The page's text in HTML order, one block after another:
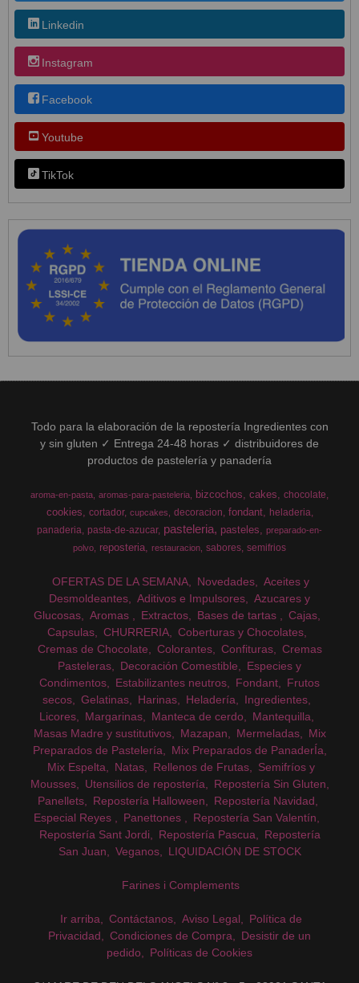
Linkedin
Instagram
Facebook
Youtube
TikTok
Todo para la elaboración de la repostería Ingredientes con
y sin gluten ✓ Entrega 24-48 horas ✓ distribuidores de
productos de pastelería y panadería
aroma-en-pasta aromas-para-pasteleria bizcochos cakes chocolate
cookies cortador cupcakes decoracion fondant
heladeria
panaderia pasta-de-azucar pasteleria pasteles
preparado-en-
polvo
reposteria restauracion sabores semifrios
OFERTAS DE LA SEMANA Novedades
Aceites y
Desmoldeantes
Aditivos e Impulsores
Azucares y
Glucosas
Aromas Extractos Bases de tartas
Cajas
Capsulas
CHURRERIA
Coberturas y Chocolates
Cremas de Chocolate
Colorantes Confituras
Cremas
Pasteleras
Decoración Comestible
Especies y
Condimentos
Estabilizantes neutros Fondant
Frutos
secos
Gelatinas Harinas Heladería
Ingredientes
Licores
Margarinas Manteca de cerdo
Mantequilla
Masas Madre y sustitutivos
Mazapan Mermeladas
Mix
Preparados de Pastelería
Mix Preparados de PanaderÍa
Mix Espelta
Natas Rellenos de Frutas
Semifríos y
Mousses
Utensilios de repostería
Repostería Sin Gluten
Panellets
Repostería Halloween
Repostería Navidad
Especial Reyes
Panettones
Repostería San Valentín
Repostería Sant Jordi
Repostería Pascua
Repostería
San Juan
Veganos LIQUIDACIÓN DE STOCK
Farines i Complements
Ir arriba Contáctanos Aviso Legal
Política de
Privacidad
Condiciones de Compra
Desistir de un
pedido
Políticas de Cookies